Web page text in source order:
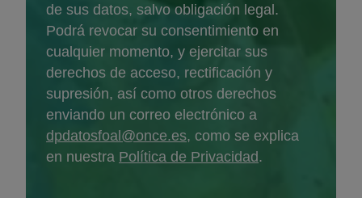
de sus datos, salvo obligación legal.
Podrá revocar su consentimiento en
cualquier momento, y ejercitar sus
derechos de acceso, rectificación y
supresión, así como otros derechos
enviando un correo electrónico a
dpdatosfoal@once.es, como se explica
en nuestra Política de Privacidad.